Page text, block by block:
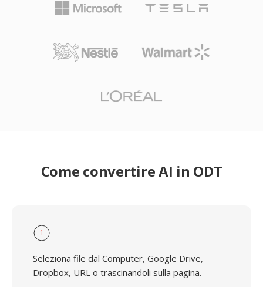
Come convertire AI in ODT
1
Seleziona file dal Computer, Google Drive,
Dropbox, URL o trascinandoli sulla pagina.